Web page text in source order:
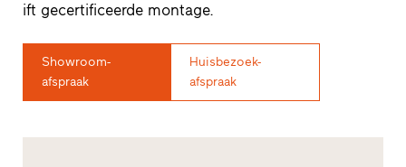
ift gecertificeerde montage.
Showroom-
afspraak
Huisbezoek-
afspraak